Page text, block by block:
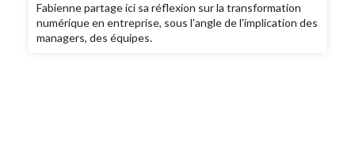
Fabienne partage ici sa réflexion sur la transformation
numérique en entreprise, sous l'angle de l'implication des
managers, des équipes.